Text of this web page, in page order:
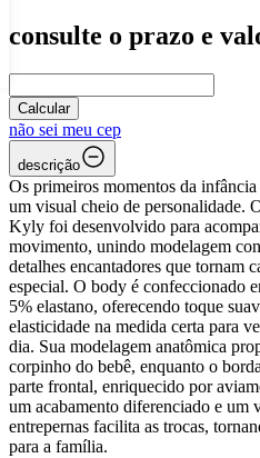
consulte o prazo e
Calcular
não sei meu cep
descrição
Os primeiros momentos da
um visual cheio de personalidade.
Kyly foi desenvolvido para
movimento, unindo modelagem
detalhes encantadores que tornam
especial. O body é confeccionado
5% elastano, oferecendo toque
elasticidade na medida certa para
dia. Sua modelagem anatômica
corpinho do bebê, enquanto o
parte frontal, enriquecido por
um acabamento diferenciado e um
entrepernas facilita as trocas,
para a família.